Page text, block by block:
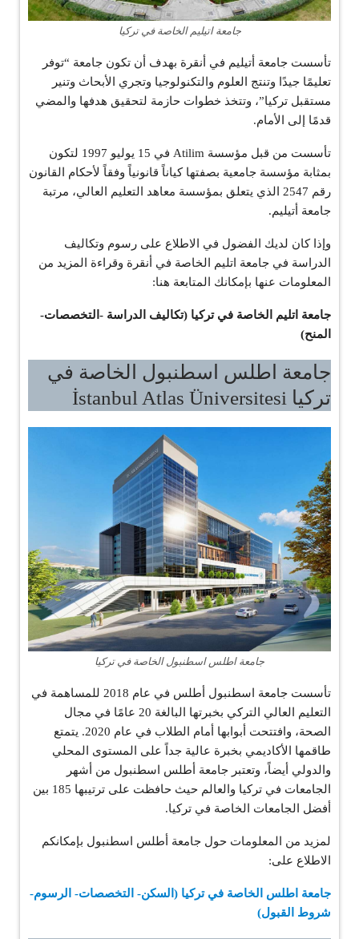
جامعة اتيليم الخاصة في تركيا
تأسست جامعة أتيليم في أنقرة بهدف أن تكون جامعة “توفر
تعليمًا جيدًا وتنتج العلوم والتكنولوجيا وتجري الأبحاث وتنير
مستقبل تركيا”، وتتخذ خطوات حازمة لتحقيق هدفها والمضي
قدمًا إلى الأمام.
تأسست من قبل مؤسسة Atilim في 15 يوليو 1997 لتكون
بمثابة مؤسسة جامعية بصفتها كياناً قانونياً وفقاً لأحكام القانون
رقم 2547 الذي يتعلق بمؤسسة معاهد التعليم العالي، مرتبة
جامعة أتيليم.
وإذا كان لديك الفضول في الاطلاع على رسوم وتكاليف
الدراسة في جامعة اتليم الخاصة في أنقرة وقراءة المزيد من
المعلومات عنها بإمكانك المتابعة هنا:
جامعة اتليم الخاصة في تركيا (تكاليف الدراسة -التخصصات-
المنح)
جامعة اطلس اسطنبول الخاصة في
تركيا İstanbul Atlas Üniversitesi
جامعة اطلس اسطنبول الخاصة في تركيا
تأسست جامعة اسطنبول أطلس في عام 2018 للمساهمة في
التعليم العالي التركي بخبرتها البالغة 20 عامًا في مجال
الصحة، وافتتحت أبوابها أمام الطلاب في عام 2020. يتمتع
طاقمها الأكاديمي بخبرة عالية جداً على المستوى المحلي
والدولي أيضاً، وتعتبر جامعة أطلس اسطنبول من أشهر
الجامعات في تركيا والعالم حيث حافظت على ترتيبها 185 بين
أفضل الجامعات الخاصة في تركيا.
لمزيد من المعلومات حول جامعة أطلس اسطنبول بإمكانكم
الاطلاع على:
جامعة اطلس الخاصة في تركيا (السكن- التخصصات- الرسوم-
شروط القبول)